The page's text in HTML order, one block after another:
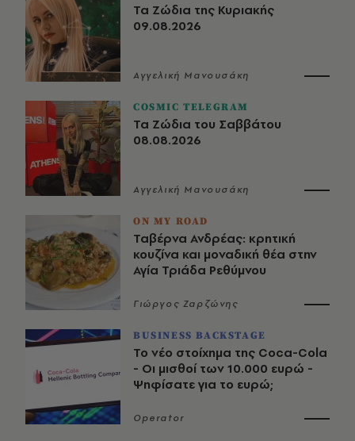
Τα Ζώδια της Κυριακής
09.08.2026
Αγγελική Μανουσάκη
COSMIC TELEGRAM
Τα Ζώδια του Σαββάτου
08.08.2026
Αγγελική Μανουσάκη
ON MY ROAD
Ταβέρνα Ανδρέας: κρητική
κουζίνα και μοναδική θέα στην
Αγία Τριάδα Ρεθύμνου
Γιώργος Ζαρζώνης
BUSINESS BACKSTAGE
Το νέο στοίχημα της Coca-Cola
- Οι μισθοί των 10.000 ευρώ -
Ψηφίσατε για το ευρώ;
Operator